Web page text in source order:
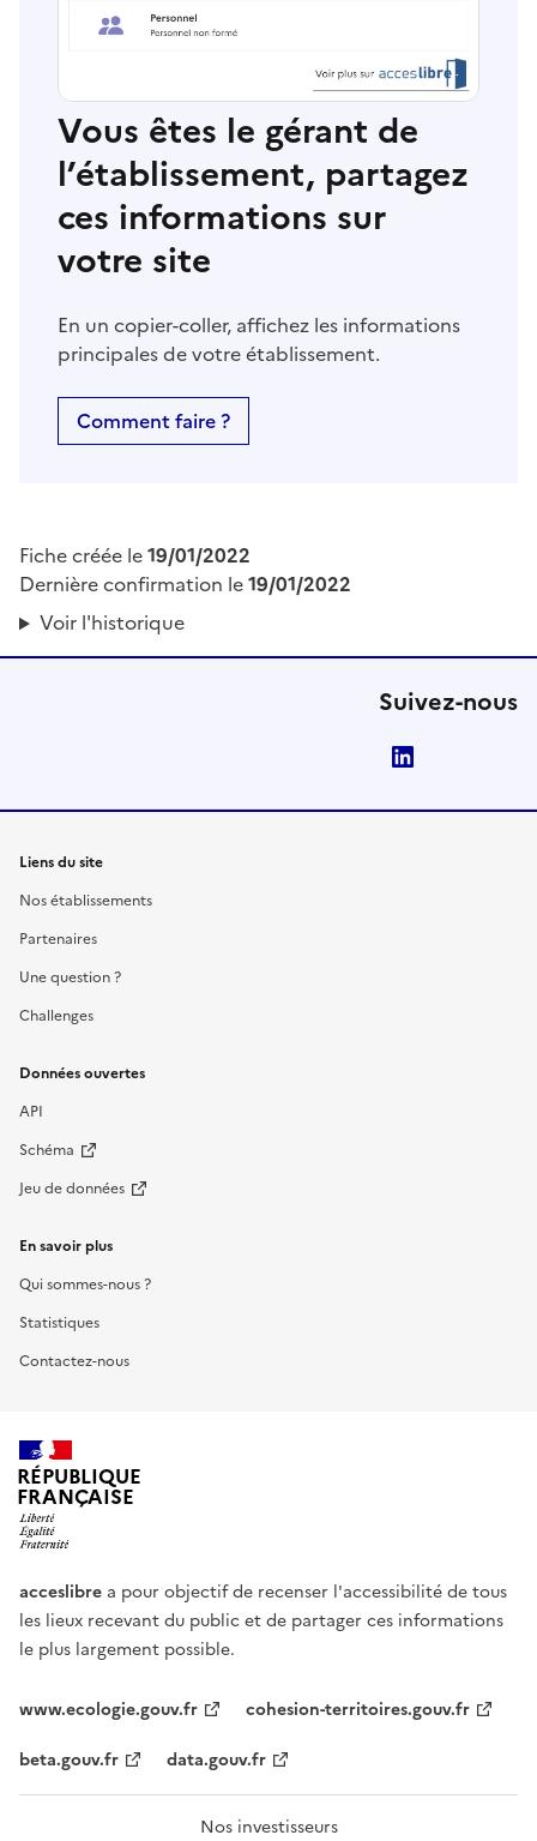
Vous êtes le gérant de
l’établissement, partagez
ces informations sur
votre site
En un copier-coller, affichez les informations
principales de votre établissement.
Comment faire ?
Fiche créée le19/01/2022
Dernière confirmation le19/01/2022
Voir l'historique
Suivez-nous
Liens du site
Nos établissements
Partenaires
Une question ?
Challenges
Données ouvertes
API
Schéma
Jeu de données
En savoir plus
Qui sommes-nous ?
Statistiques
Contactez-nous
RÉPUBLIQUE
FRANÇAISE
acceslibre a pour objectif de recenser l'accessibilité de tous
les lieux recevant du public et de partager ces informations
le plus largement possible.
www.ecologie.gouv.fr
cohesion-territoires.gouv.fr
beta.gouv.fr
data.gouv.fr
Nos investisseurs